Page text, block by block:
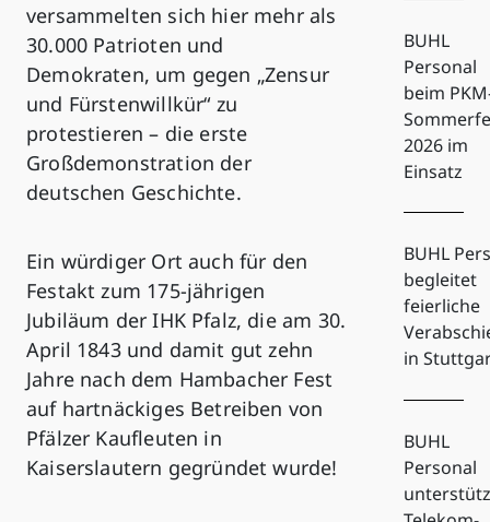
versammelten sich hier mehr als
30.000 Patrioten und
Demokraten, um gegen „Zensur
und Fürstenwillkür“ zu
protestieren – die erste
Großdemonstration der
deutschen Geschichte.
Ein würdiger Ort auch für den
Festakt zum 175-jährigen
Jubiläum der IHK Pfalz, die am 30.
April 1843 und damit gut zehn
Jahre nach dem Hambacher Fest
auf hartnäckiges Betreiben von
Pfälzer Kaufleuten in
Kaiserslautern gegründet wurde!
BUHL
Personal
beim
2026 im
Einsatz
BUHL
begleitet
feierliche
in
BUHL
Personal